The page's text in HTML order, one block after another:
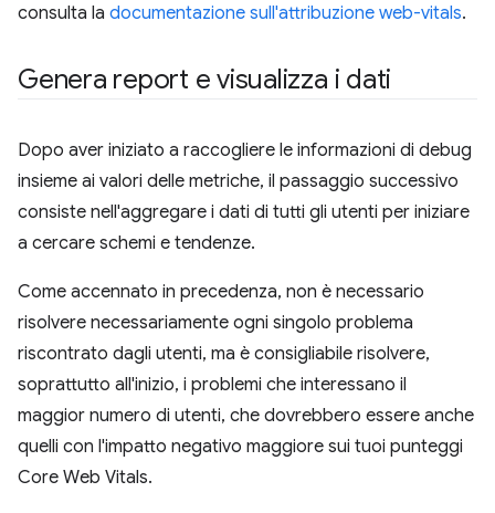
consulta la documentazione sull'attribuzione web-vitals.
Genera report e visualizza i dati
Dopo aver iniziato a raccogliere le informazioni di debug
insieme ai valori delle metriche, il passaggio successivo
consiste nell'aggregare i dati di tutti gli utenti per iniziare
a cercare schemi e tendenze.
Come accennato in precedenza, non è necessario
risolvere necessariamente ogni singolo problema
riscontrato dagli utenti, ma è consigliabile risolvere,
soprattutto all'inizio, i problemi che interessano il
maggior numero di utenti, che dovrebbero essere anche
quelli con l'impatto negativo maggiore sui tuoi punteggi
Core Web Vitals.